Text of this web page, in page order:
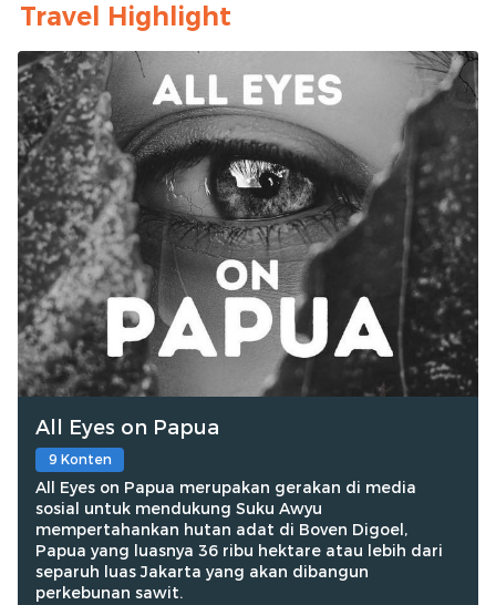
Travel Highlight
All Eyes on Papua
9 Konten
All Eyes on Papua merupakan gerakan di media
sosial untuk mendukung Suku Awyu
mempertahankan hutan adat di Boven Digoel,
Papua yang luasnya 36 ribu hektare atau lebih dari
separuh luas Jakarta yang akan dibangun
perkebunan sawit.